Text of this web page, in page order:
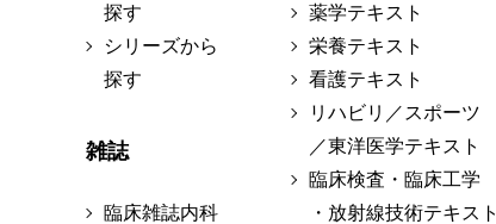
探す
シリーズから
探す
雑誌
臨床雑誌内科
薬学テキスト
栄養テキスト
看護テキスト
リハビリ／スポーツ
／東洋医学テキスト
臨床検査・臨床工学
・放射線技術テキスト